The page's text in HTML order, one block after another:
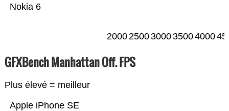
Nokia 6
20002500300035004000
GFXBench Manhattan Off. FPS
Plus élevé = meilleur
Apple iPhone SE